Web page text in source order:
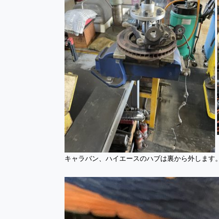
キャラバン、ハイエースのハブは裏から外します